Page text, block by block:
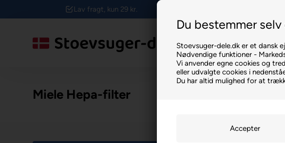
Du bestemmer
Stoevsuger-dele.dk er et dansk
Nødvendige funktioner -
Vi anvender egne cookies og
eller udvalgte cookies i
Du har altid mulighed for at
Lav fragt, kun 29 kr.
Miele Hepa-filter